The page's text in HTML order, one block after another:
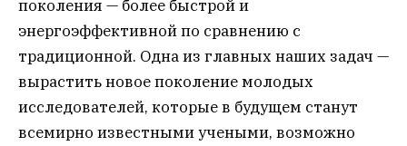
поколения — более быстрой и
энергоэффективной по сравнению с
традиционной. Одна из главных наших задач —
вырастить новое поколение молодых
исследователей, которые в будущем станут
всемирно известными учеными, возможно